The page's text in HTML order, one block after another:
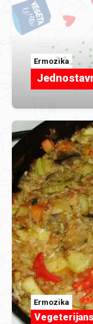
Ermozika
Ermozika